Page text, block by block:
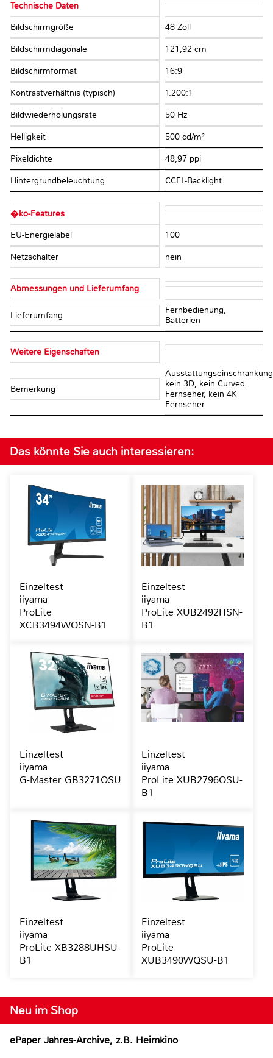
Technische Daten
Bildschirmgröße 48 Zoll
Bildschirmdiagonale 121,92 cm
Bildschirmformat 16:9
Kontrastverhältnis (typisch) 1.200:1
Bildwiederholungsrate 50 Hz
Helligkeit 500 cd/m²
Pixeldichte 48,97 ppi
Hintergrundbeleuchtung CCFL-Backlight
�ko-Features
EU-Energielabel 100
Netzschalter nein
Abmessungen und Lieferumfang
Lieferumfang
Fernbedienung,
Batterien
Weitere Eigenschaften
Bemerkung
kein 3D, kein Curved
Fernseher, kein 4K
Fernseher
Neu im Shop
ePaper Jahres-Archive, z.B. Heimkino
Das könnte Sie auch interessieren:
Einzeltest
iiyama
ProLite
XCB3494WQSN-B1
Einzeltest
iiyama
ProLite XUB2492HSN-
B1
Einzeltest
iiyama
G-Master GB3271QSU
Einzeltest
iiyama
ProLite XUB2796QSU-
B1
Einzeltest
iiyama
ProLite XB3288UHSU-
B1
Einzeltest
iiyama
ProLite
XUB3490WQSU-B1